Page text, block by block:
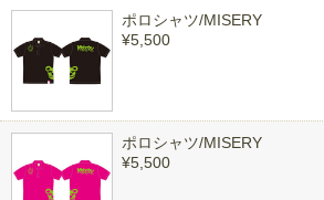
ポロシャツ/MISERY
¥5,500
ポロシャツ/MISERY
¥5,500